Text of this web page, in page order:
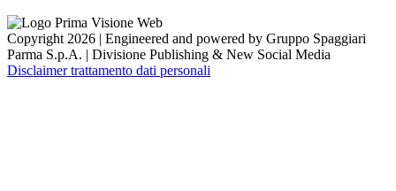
Copyright 2026 | Engineered and powered by Gruppo Spaggiari
Parma S.p.A. | Divisione Publishing & New Social Media
Disclaimer trattamento dati personali